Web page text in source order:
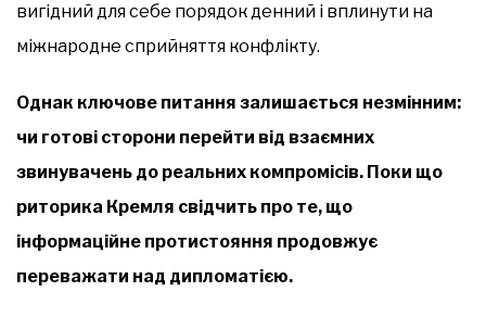
вигідний для себе порядок денний і вплинути на
міжнародне сприйняття конфлікту.
Однак ключове питання залишається незмінним:
чи готові сторони перейти від взаємних
звинувачень до реальних компромісів. Поки що
риторика Кремля свідчить про те, що
інформаційне протистояння продовжує
переважати над дипломатією.